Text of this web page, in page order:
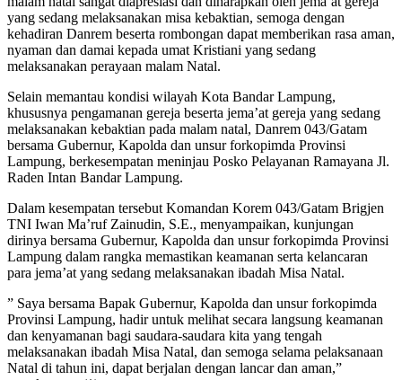
yang sedang melaksanakan misa kebaktian, semoga dengan
kehadiran Danrem beserta rombongan dapat memberikan rasa aman,
nyaman dan damai kepada umat Kristiani yang sedang
melaksanakan perayaan malam Natal.
Selain memantau kondisi wilayah Kota Bandar Lampung,
khususnya pengamanan gereja beserta jema’at gereja yang sedang
melaksanakan kebaktian pada malam natal, Danrem 043/Gatam
bersama Gubernur, Kapolda dan unsur forkopimda Provinsi
Lampung, berkesempatan meninjau Posko Pelayanan Ramayana Jl.
Raden Intan Bandar Lampung.
Dalam kesempatan tersebut Komandan Korem 043/Gatam Brigjen
TNI Iwan Ma’ruf Zainudin, S.E., menyampaikan, kunjungan
dirinya bersama Gubernur, Kapolda dan unsur forkopimda Provinsi
Lampung dalam rangka memastikan keamanan serta kelancaran
para jema’at yang sedang melaksanakan ibadah Misa Natal.
” Saya bersama Bapak Gubernur, Kapolda dan unsur forkopimda
Provinsi Lampung, hadir untuk melihat secara langsung keamanan
dan kenyamanan bagi saudara-saudara kita yang tengah
melaksanakan ibadah Misa Natal, dan semoga selama pelaksanaan
Natal di tahun ini, dapat berjalan dengan lancar dan aman,”